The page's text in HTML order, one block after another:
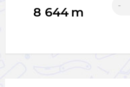
8 644 m -